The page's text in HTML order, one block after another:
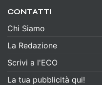
CONTATTI
Chi Siamo
La Redazione
Scrivi a l'ECO
La tua pubblicità qui!